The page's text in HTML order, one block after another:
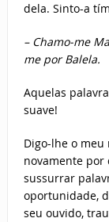
dela. Sinto-a
– Chamo-me
me por Balela.
Aquelas
suave!
Digo-lhe o meu
novamente por
sussurrar
oportunidade,
seu ouvido,